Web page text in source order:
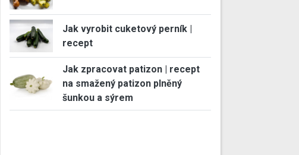
Jak vyrobit cuketový perník |
recept
Jak zpracovat patizon | recept
na smažený patizon plněný
šunkou a sýrem